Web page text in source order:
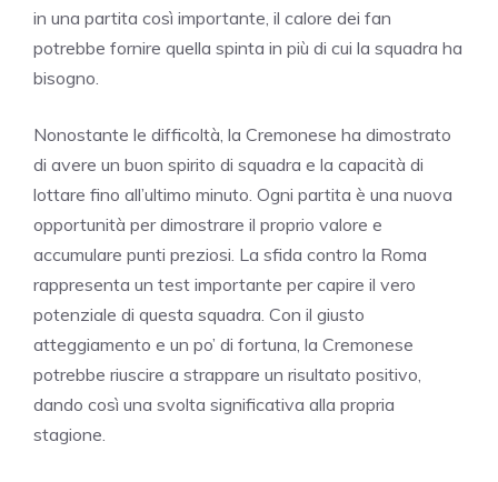
in una partita così importante, il calore dei fan
potrebbe fornire quella spinta in più di cui la squadra ha
bisogno.
Nonostante le difficoltà, la Cremonese ha dimostrato
di avere un buon spirito di squadra e la capacità di
lottare fino all’ultimo minuto. Ogni partita è una nuova
opportunità per dimostrare il proprio valore e
accumulare punti preziosi. La sfida contro la Roma
rappresenta un test importante per capire il vero
potenziale di questa squadra. Con il giusto
atteggiamento e un po’ di fortuna, la Cremonese
potrebbe riuscire a strappare un risultato positivo,
dando così una svolta significativa alla propria
stagione.